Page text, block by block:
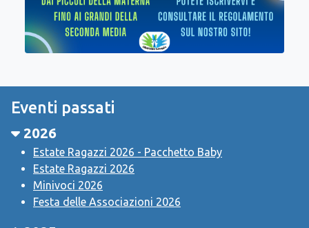
Eventi passati
2026
Estate Ragazzi 2026 - Pacchetto Baby
Estate Ragazzi 2026
Minivoci 2026
Festa delle Associazioni 2026